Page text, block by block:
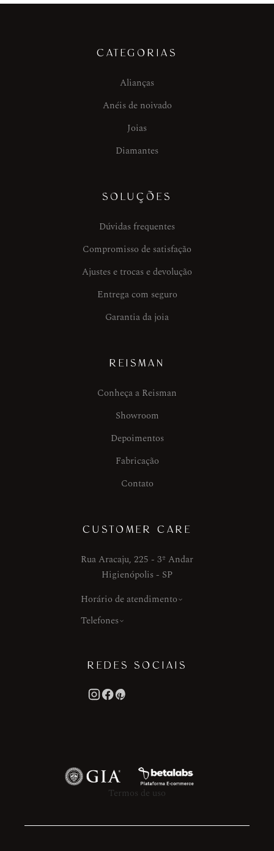
CATEGORIAS
Alianças
Anéis de noivado
Joias
Diamantes
SOLUÇÕES
Dúvidas frequentes
Compromisso de satisfação
Ajustes e trocas e devolução
Entrega com seguro
Garantia da joia
REISMAN
Conheça a Reisman
Showroom
Depoimentos
Fabricação
Contato
CUSTOMER CARE
Rua Aracaju, 225 - 3º Andar
Higienópolis - SP
Horário de atendimento
Telefones
REDES SOCIAIS
Termos de uso